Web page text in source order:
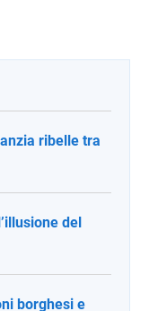
ribelle tra
del
borghesi e